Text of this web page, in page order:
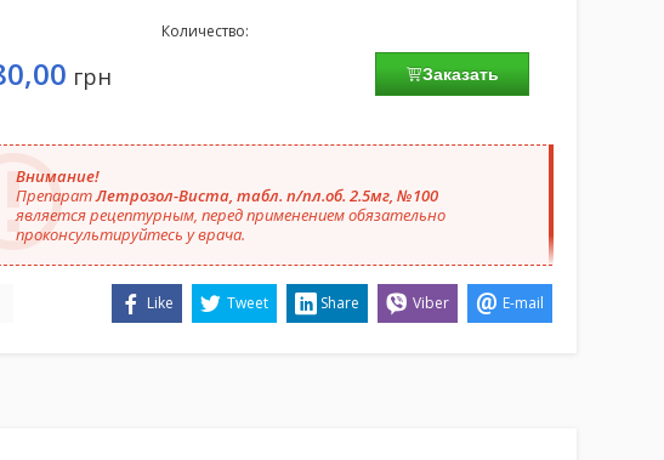
грн
Количество:
Заказать
Внимание!
ПрепаратЛетрозол-Виста, табл. п/пл.об. 2.5мг, №100
является рецептурным, перед применением обязательно
проконсультируйтесь у врача.
Like Tweet Share Viber E-mail